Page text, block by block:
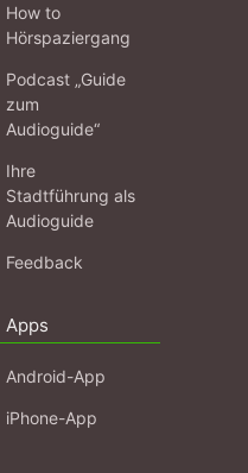
How to
Hörspaziergang
Podcast „Guide
zum
Audioguide“
Ihre
Stadtführung als
Audioguide
Feedback
Apps
Android-App
iPhone-App